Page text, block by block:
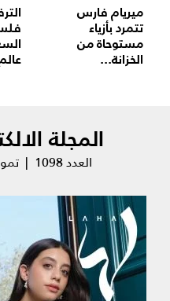
ميريام فارس
تتمرد بأزياء
مستوحاة من
الخزانة...
المجلة
العدد 1098 | تموز 2026